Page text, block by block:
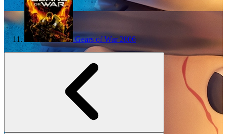
Gears of War 2006